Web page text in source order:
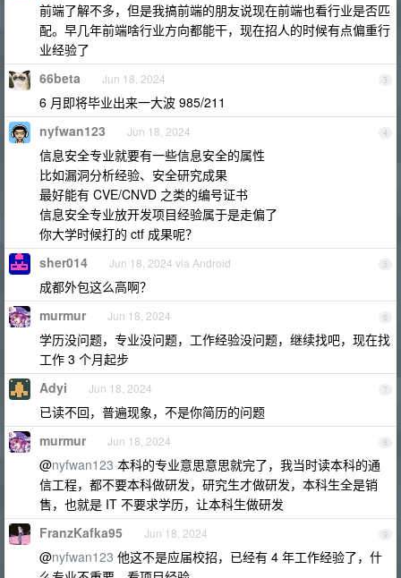
前端了解不多，但是我搞前端的朋友说现在前端也看行业是否匹
配。早几年前端啥行业方向都能干，现在招人的时候有点偏重行
业经验了
3
66beta Jun 18, 2024
6 月即将毕业出来一大波 985/211
4
nyfwan123 Jun 18, 2024
信息安全专业就要有一些信息安全的属性
比如漏洞分析经验、安全研究成果
最好能有 CVE/CNVD 之类的编号证书
信息安全专业放开发项目经验属于是走偏了
你大学时候打的 ctf 成果呢？
5
sher014 Jun 18, 2024 via Android
成都外包这么高啊？
6
murmur Jun 18, 2024
学历没问题，专业没问题，工作经验没问题，继续找吧，现在找
工作 3 个月起步
7
Adyi Jun 18, 2024
已读不回，普遍现象，不是你简历的问题
8
murmur Jun 18, 2024
@nyfwan123 本科的专业意思意思就完了，我当时读本科的通
信工程，都不要本科做研发，研究生才做研发，本科生全是销
售，也就是 IT 不要求学历，让本科生做研发
9
FranzKafka95 Jun 18, 2024
@nyfwan123 他这不是应届校招，已经有 4 年工作经验了，什